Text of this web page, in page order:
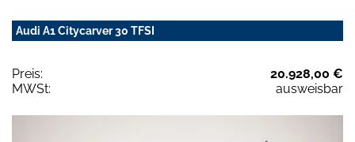
Audi A1 Citycarver 30 TFSI
Preis:
20.928,00 €
MWSt:
ausweisbar